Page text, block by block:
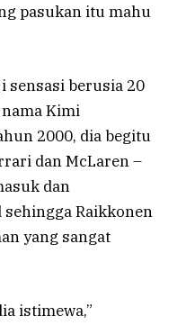
pasukan itu mahu
sensasi berusia 20
Kimi
2000, dia begitu
dan McLaren –
dan
Raikkonen
yang sangat
istimewa,”